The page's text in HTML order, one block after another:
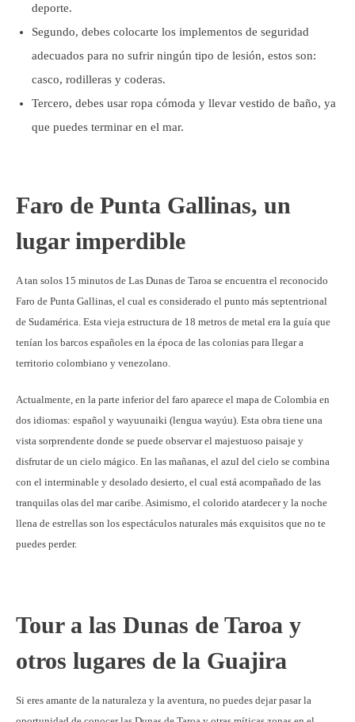
deporte.
Segundo, debes colocarte los implementos de seguridad
adecuados para no sufrir ningún tipo de lesión, estos son:
casco, rodilleras y coderas.
Tercero, debes usar ropa cómoda y llevar vestido de baño, ya
que puedes terminar en el mar.
Faro de Punta Gallinas, un
lugar imperdible
A tan solos 15 minutos de Las Dunas de Taroa se encuentra el reconocido
Faro de Punta Gallinas, el cual es considerado el punto más septentrional
de Sudamérica. Esta vieja estructura de 18 metros de metal era la guía que
tenían los barcos españoles en la época de las colonias para llegar a
territorio colombiano y venezolano.
Actualmente, en la parte inferior del faro aparece el mapa de Colombia en
dos idiomas: español y wayuunaiki (lengua wayúu). Esta obra tiene una
vista sorprendente donde se puede observar el majestuoso paisaje y
disfrutar de un cielo mágico. En las mañanas, el azul del cielo se combina
con el interminable y desolado desierto, el cual está acompañado de las
tranquilas olas del mar caribe. Asimismo, el colorido atardecer y la noche
llena de estrellas son los espectáculos naturales más exquisitos que no te
puedes perder.
Tour a las Dunas de Taroa y
otros lugares de la Guajira
Si eres amante de la naturaleza y la aventura, no puedes dejar pasar la